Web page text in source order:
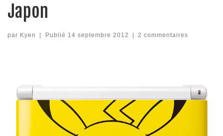
Japon
par Kyen Publié 14 septembre 2012 2 commentaires